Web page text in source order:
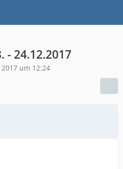
- 24.12.2017
um 12:24